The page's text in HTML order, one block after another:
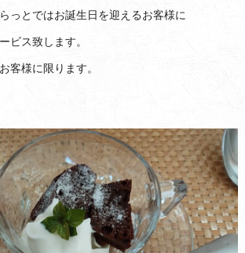
っとではお誕生日を迎えるお客様に
ビス致します。
客様に限ります。